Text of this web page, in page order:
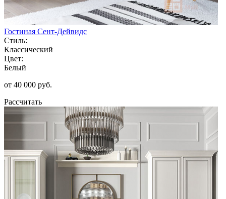
Гостиная Сент-Дейвидс
Стиль:
Классический
Цвет:
Белый
от 40 000 руб.
Рассчитать